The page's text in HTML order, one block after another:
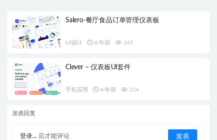
Salero-餐厅食品订单管理仪表板
UI设计 6 年前 145
Clever – 仪表板UI套件
手机应用 6 年前 234
发表回复
登录... 后才能评论